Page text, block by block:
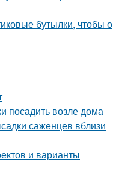
бутылки, чтобы о
посадить возле дома
саженцев вблизи
и варианты